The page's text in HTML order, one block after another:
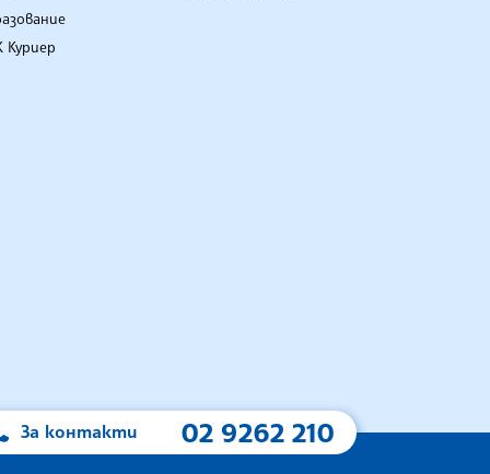
Куриер
За контакти 02 9262 210